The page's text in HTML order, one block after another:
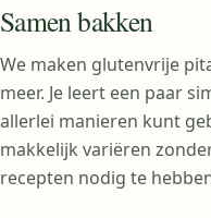
Samen bakken
We maken glutenvrije
meer. Je leert een paar
allerlei manieren kunt
makkelijk variëren
recepten nodig te